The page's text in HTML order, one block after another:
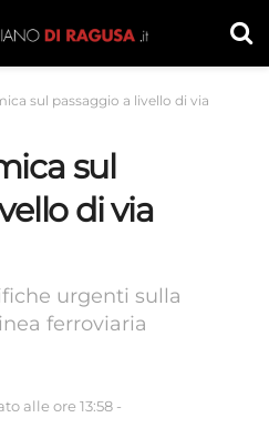
sul passaggio a livello di via
sul
di via
urgenti sulla
ferroviaria
alle ore 13:58 -